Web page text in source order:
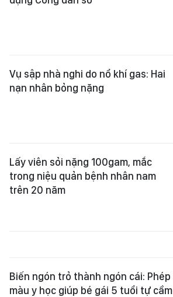
Vụ sập nhà nghi do nổ khí gas: Hai
nạn nhân bỏng nặng
Lấy viên sỏi nặng 100gam, mắc
trong niệu quản bệnh nhân nam
trên 20 năm
Biến ngón trỏ thành ngón cái: Phép
màu y học giúp bé gái 5 tuổi tự cầm